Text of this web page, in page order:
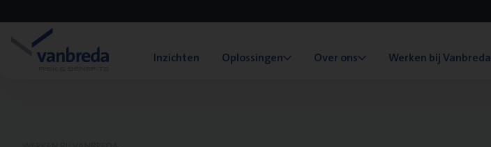
Inzichten Oplossingen Over ons Werken bij Vanbreda